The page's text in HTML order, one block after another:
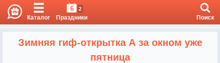
Каталог
6 2
Праздники Поиск
Зимняя гиф-открытка А за окном уже
пятница